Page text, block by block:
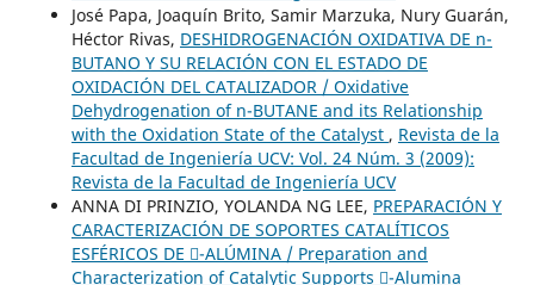
José Papa, Joaquín Brito, Samir Marzuka, Nury Guarán,
Héctor Rivas, DESHIDROGENACIÓN OXIDATIVA DE n-
BUTANO Y SU RELACIÓN CON EL ESTADO DE
OXIDACIÓN DEL CATALIZADOR / Oxidative
Dehydrogenation of n-BUTANE and its Relationship
with the Oxidation State of the Catalyst , Revista de la
Facultad de Ingeniería UCV: Vol. 24 Núm. 3 (2009):
Revista de la Facultad de Ingeniería UCV
ANNA DI PRINZIO, YOLANDA NG LEE, PREPARACIÓN Y
CARACTERIZACIÓN DE SOPORTES CATALÍTICOS
ESFÉRICOS DE -ALÚMINA / Preparation and
Characterization of Catalytic Supports -Alumina